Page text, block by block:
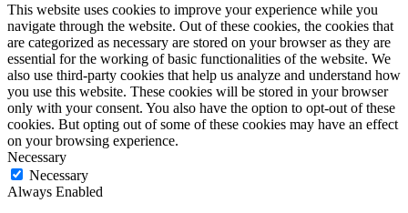
This website uses cookies to improve your experience while you
navigate through the website. Out of these cookies, the cookies that
are categorized as necessary are stored on your browser as they are
essential for the working of basic functionalities of the website. We
also use third-party cookies that help us analyze and understand how
you use this website. These cookies will be stored in your browser
only with your consent. You also have the option to opt-out of these
cookies. But opting out of some of these cookies may have an effect
on your browsing experience.
Necessary
Necessary
Always Enabled